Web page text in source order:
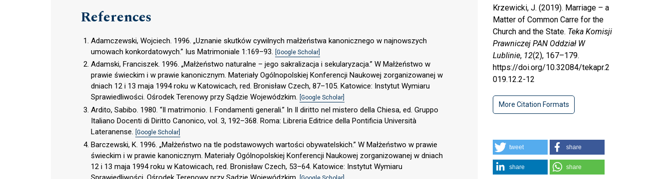
References
Adamczewski, Wojciech. 1996. „Uznanie skutków cywilnych małżeństwa kanonicznego w najnowszych
umowach konkordatowych.” Ius Matrimoniale 1:169–93. [Google Scholar]
Adamski, Franciszek. 1996. „Małżeństwo naturalne – jego sakralizacja i sekularyzacja.” W Małżeństwo w
prawie świeckim i w prawie kanonicznym. Materiały Ogólnopolskiej Konferencji Naukowej zorganizowanej w
dniach 12 i 13 maja 1994 roku w Katowicach, red. Bronisław Czech, 87–105. Katowice: Instytut Wymiaru
Sprawiedliwości. Ośrodek Terenowy przy Sądzie Wojewódzkim. [Google Scholar]
Ardito, Sabibo. 1980. “Il matrimonio. I. Fondamenti generali.” In Il diritto nel mistero della Chiesa, ed. Gruppo
Italiano Docenti di Diritto Canonico, vol. 3, 192–368. Roma: Libreria Editrice della Pontificia Università
Lateranense. [Google Scholar]
Barczewski, K. 1996. „Małżeństwo na tle podstawowych wartości obywatelskich.” W Małżeństwo w prawie
świeckim i w prawie kanonicznym. Materiały Ogólnopolskiej Konferencji Naukowej zorganizowanej w dniach
12 i 13 maja 1994 roku w Katowicach, red. Bronisław Czech, 53–64. Katowice: Instytut Wymiaru
Krzewicki, J. (2019). Marriage – a
Matter of Common Carre for the
Church and the State. Teka Komisji
Prawniczej PAN Oddział W
Lublinie, 12(2), 167–179.
https://doi.org/10.32084/tekapr.2
019.12.2-12
More Citation Formats
tweet share
share share